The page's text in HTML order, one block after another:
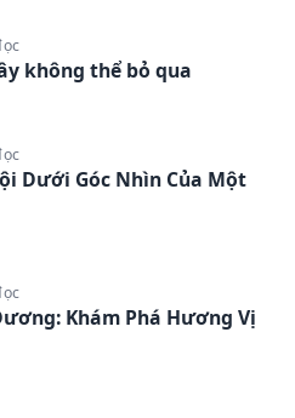
không thể bỏ qua
Dưới Góc Nhìn Của Một
Khám Phá Hương Vị